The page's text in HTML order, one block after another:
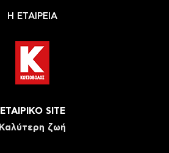
Η ΕΤΑΙΡΕΙΑ
ΕΤΑΙΡΙΚΟ SITE
Καλύτερη ζωή